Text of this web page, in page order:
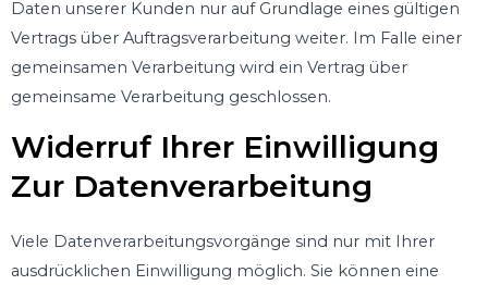
Daten unserer Kunden nur auf Grundlage eines gültigen
Vertrags über Auftragsverarbeitung weiter. Im Falle einer
gemeinsamen Verarbeitung wird ein Vertrag über
gemeinsame Verarbeitung geschlossen.
Widerruf Ihrer Einwilligung
Zur Datenverarbeitung
Viele Datenverarbeitungsvorgänge sind nur mit Ihrer
ausdrücklichen Einwilligung möglich. Sie können eine